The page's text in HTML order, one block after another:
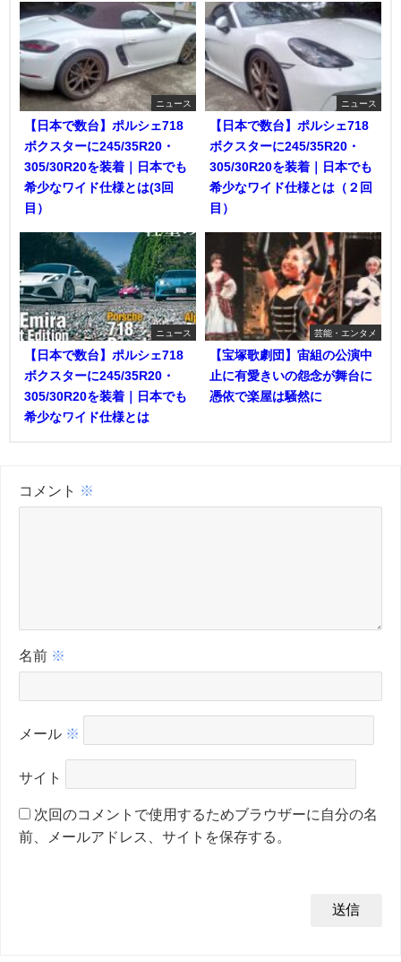
ニュース
【日本で数台】ポルシェ718
ボクスターに245/35R20・
305/30R20を装着｜日本でも
希少なワイド仕様とは(3回
目）
ニュース
【日本で数台】ポルシェ718
ボクスターに245/35R20・
305/30R20を装着｜日本でも
希少なワイド仕様とは（２回
目）
ニュース
【日本で数台】ポルシェ718
ボクスターに245/35R20・
305/30R20を装着｜日本でも
希少なワイド仕様とは
芸能・エンタメ
【宝塚歌劇団】宙組の公演中
止に有愛きいの怨念が舞台に
憑依で楽屋は騒然に
コメント ※
名前 ※
メール ※
サイト
次回のコメントで使用するためブラウザーに自分の名
前、メールアドレス、サイトを保存する。